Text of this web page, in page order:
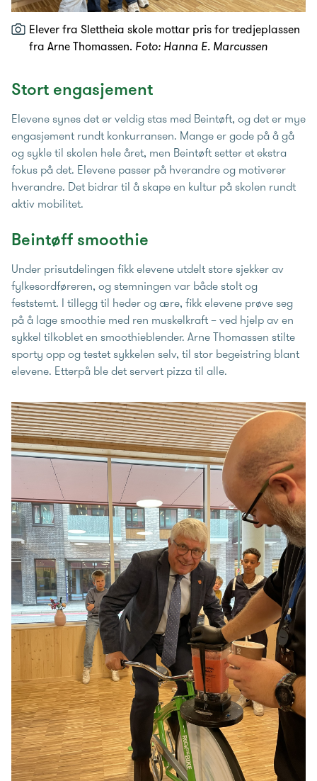
Elever fra Slettheia skole mottar pris for tredjeplassen
fra Arne Thomassen. Foto: Hanna E. Marcussen
Stort engasjement
Elevene synes det er veldig stas med Beintøft, og det er mye
engasjement rundt konkurransen. Mange er gode på å gå
og sykle til skolen hele året, men Beintøft setter et ekstra
fokus på det. Elevene passer på hverandre og motiverer
hverandre. Det bidrar til å skape en kultur på skolen rundt
aktiv mobilitet.
Beintøff smoothie
Under prisutdelingen fikk elevene utdelt store sjekker av
fylkesordføreren, og stemningen var både stolt og
feststemt. I tillegg til heder og ære, fikk elevene prøve seg
på å lage smoothie med ren muskelkraft – ved hjelp av en
sykkel tilkoblet en smoothieblender. Arne Thomassen stilte
sporty opp og testet sykkelen selv, til stor begeistring blant
elevene. Etterpå ble det servert pizza til alle.